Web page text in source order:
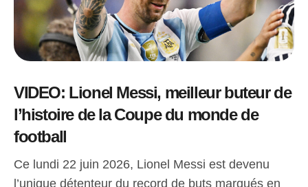
VIDEO: Lionel Messi, meilleur buteur de
l’histoire de la Coupe du monde de
football
Ce lundi 22 juin 2026, Lionel Messi est devenu
l’unique détenteur du record de buts marqués en